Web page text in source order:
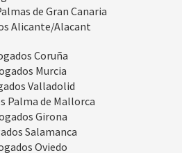
de Gran Canaria
Alicante/Alacant
Coruña
Murcia
Valladolid
Palma de Mallorca
Girona
Salamanca
Oviedo